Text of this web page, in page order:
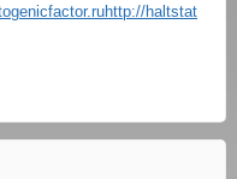
http://haltstat